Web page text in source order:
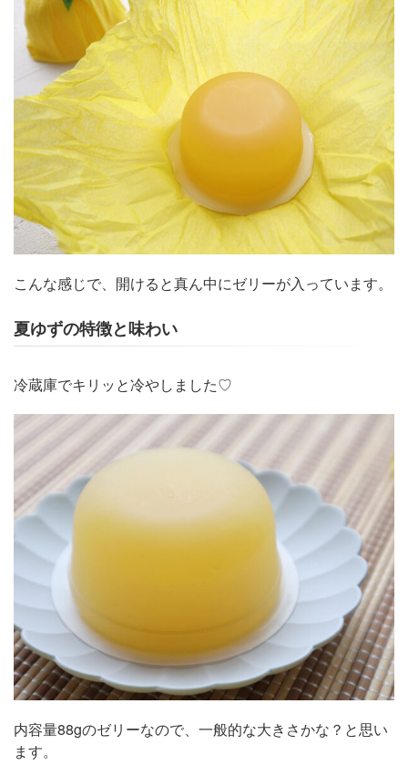
こんな感じで、開けると真ん中にゼリーが入っています。
夏ゆずの特徴と味わい
冷蔵庫でキリッと冷やしました♡
内容量88gのゼリーなので、一般的な大きさかな？と思い
ます。